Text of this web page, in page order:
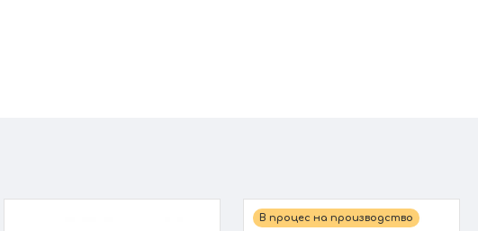
В процес на производство